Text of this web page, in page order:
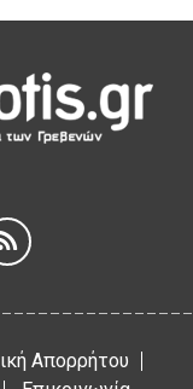
προς κ.
Απορρήτου